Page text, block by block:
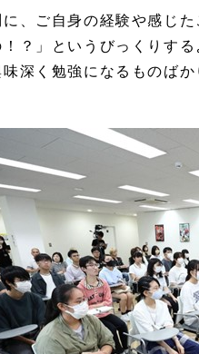
に、ご自身の経験や感じ
？」というびっくりする
味深く勉強になるものば